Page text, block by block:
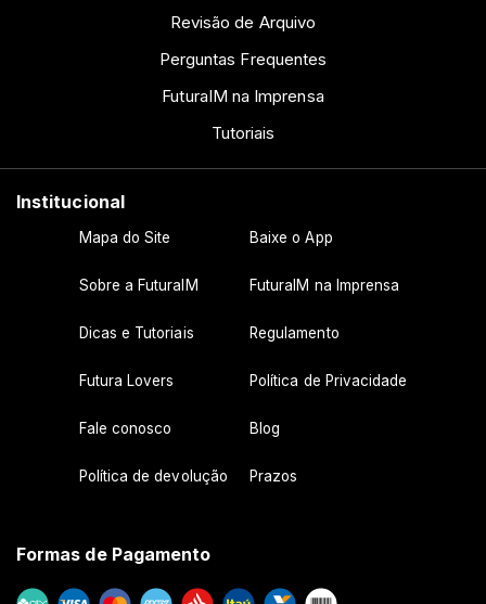
que é oferecida aos clientes e parceiros.
Revisão de Arquivo
Perguntas Frequentes
FuturaIM na Imprensa
Tutoriais
Institucional
Mapa do Site Baixe o App
Sobre a FuturaIM FuturaIM na Imprensa
Dicas e Tutoriais Regulamento
Futura Lovers Política de Privacidade
Fale conosco Blog
Política de devolução Prazos
Formas de Pagamento